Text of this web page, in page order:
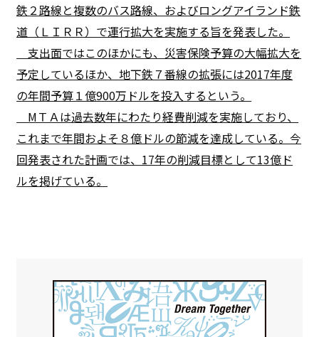
鉄２路線と複数のバス路線、およびロングアイランド鉄
道（ＬＩＲＲ）で運行拡大を実施する旨を発表した。
支出面ではこのほかにも、災害保険予算の大幅拡大を
予定しているほか、地下鉄７番線の拡張には2017年度
の年間予算１億900万ドルを投入するという。
MＴＡは過去数年にわたり経費削減を実施しており、
これまで年間およそ８億ドルの節減を達成している。今
回発表された計画では、17年の削減目標として13億ド
ルを掲げている。